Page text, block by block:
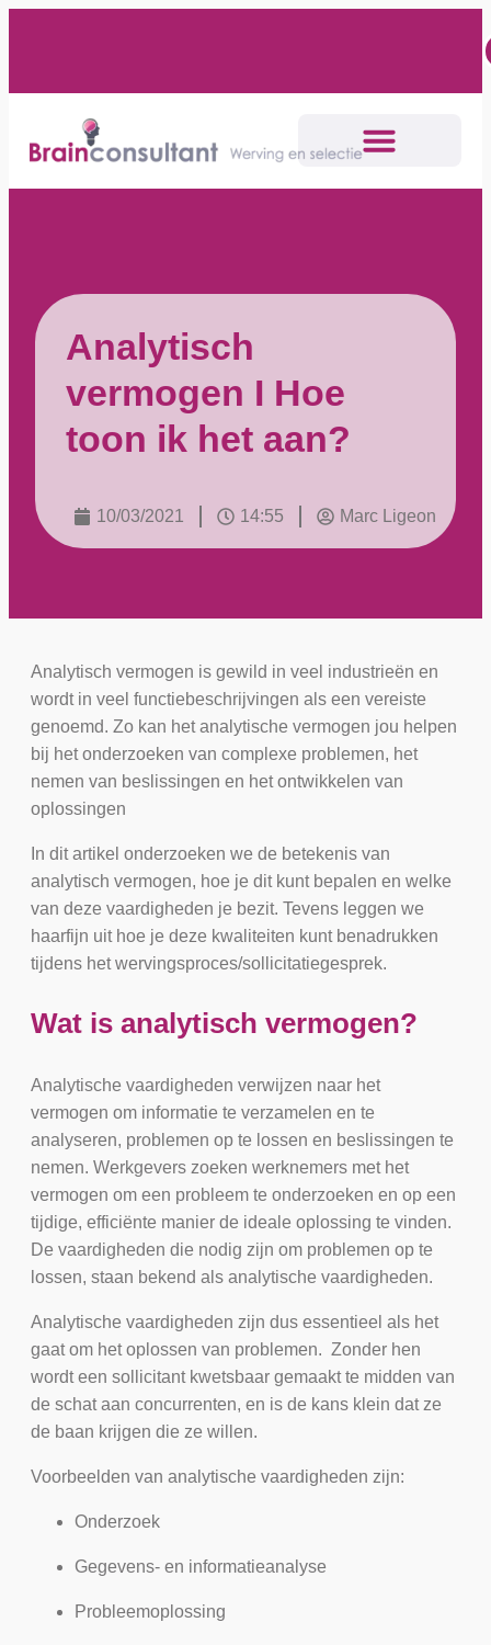
Analytisch
vermogen I Hoe
toon ik het aan?
10/03/2021 14:55 Marc Ligeon
Analytisch vermogen is gewild in veel industrieën en
wordt in veel functiebeschrijvingen als een vereiste
genoemd. Zo kan het analytische vermogen jou helpen
bij het onderzoeken van complexe problemen, het
nemen van beslissingen en het ontwikkelen van
oplossingen
In dit artikel onderzoeken we de betekenis van
analytisch vermogen, hoe je dit kunt bepalen en welke
van deze vaardigheden je bezit. Tevens leggen we
haarfijn uit hoe je deze kwaliteiten kunt benadrukken
tijdens het wervingsproces/sollicitatiegesprek.
Wat is analytisch vermogen?
Analytische vaardigheden verwijzen naar het
vermogen om informatie te verzamelen en te
analyseren, problemen op te lossen en beslissingen te
nemen. Werkgevers zoeken werknemers met het
vermogen om een probleem te onderzoeken en op een
tijdige, efficiënte manier de ideale oplossing te vinden.
De vaardigheden die nodig zijn om problemen op te
lossen, staan bekend als analytische vaardigheden.
Analytische vaardigheden zijn dus essentieel als het
gaat om het oplossen van problemen. Zonder hen
wordt een sollicitant kwetsbaar gemaakt te midden van
de schat aan concurrenten, en is de kans klein dat ze
de baan krijgen die ze willen.
Voorbeelden van analytische vaardigheden zijn:
Onderzoek
Gegevens- en informatieanalyse
Probleemoplossing